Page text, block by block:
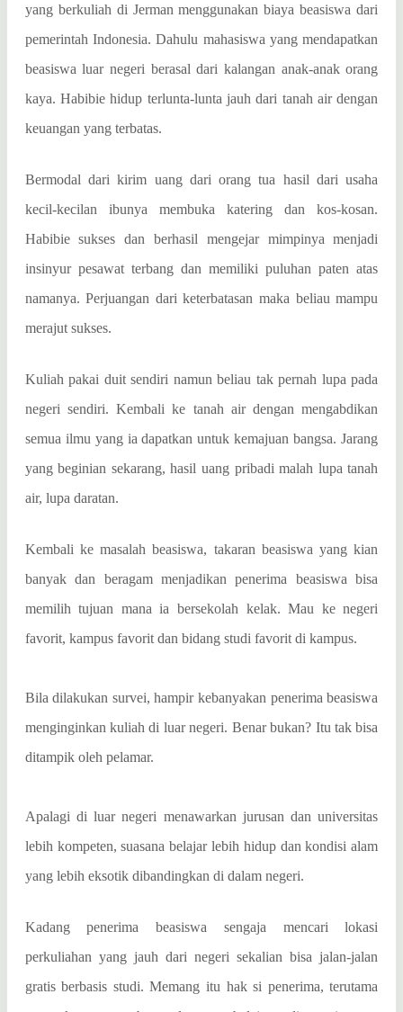
yang berkuliah di Jerman menggunakan biaya beasiswa dari
pemerintah Indonesia. Dahulu mahasiswa yang mendapatkan
beasiswa luar negeri berasal dari kalangan anak-anak orang
kaya. Habibie hidup terlunta-lunta jauh dari tanah air dengan
keuangan yang terbatas.
Bermodal dari kirim uang dari orang tua hasil dari usaha
kecil-kecilan ibunya membuka katering dan kos-kosan.
Habibie sukses dan berhasil mengejar mimpinya menjadi
insinyur pesawat terbang dan memiliki puluhan paten atas
namanya. Perjuangan dari keterbatasan maka beliau mampu
merajut sukses.
Kuliah pakai duit sendiri namun beliau tak pernah lupa pada
negeri sendiri. Kembali ke tanah air dengan mengabdikan
semua ilmu yang ia dapatkan untuk kemajuan bangsa. Jarang
yang beginian sekarang, hasil uang pribadi malah lupa tanah
air, lupa daratan.
Kembali ke masalah beasiswa, takaran beasiswa yang kian
banyak dan beragam menjadikan penerima beasiswa bisa
memilih tujuan mana ia bersekolah kelak. Mau ke negeri
favorit, kampus favorit dan bidang studi favorit di kampus.
Bila dilakukan survei, hampir kebanyakan penerima beasiswa
menginginkan kuliah di luar negeri. Benar bukan? Itu tak bisa
ditampik oleh pelamar.
Apalagi di luar negeri menawarkan jurusan dan universitas
lebih kompeten, suasana belajar lebih hidup dan kondisi alam
yang lebih eksotik dibandingkan di dalam negeri.
Kadang penerima beasiswa sengaja mencari lokasi
perkuliahan yang jauh dari negeri sekalian bisa jalan-jalan
gratis berbasis studi. Memang itu hak si penerima, terutama